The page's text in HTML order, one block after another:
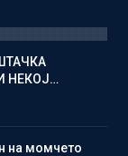
НЕКОЈ…
на момчето